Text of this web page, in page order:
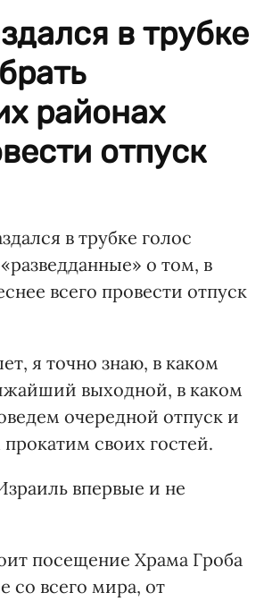
в трубке
районах
отпуск
в трубке голос
о том, в
всего провести отпуск
я точно знаю, в каком
выходной, в каком
очередной отпуск и
своих гостей.
впервые и не
посещение Храма Гроба
со всего мира, от